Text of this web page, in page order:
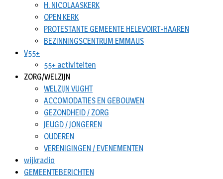
H. NICOLAASKERK
OPEN KERK
PROTESTANTE GEMEENTE HELEVOIRT-HAAREN
BEZINNINGSCENTRUM EMMAUS
V55+
55+ activiteiten
ZORG/WELZIJN
WELZIJN VUGHT
ACCOMODATIES EN GEBOUWEN
GEZONDHEID / ZORG
JEUGD / JONGEREN
OUDEREN
VERENIGINGEN / EVENEMENTEN
wijkradio
GEMEENTEBERICHTEN